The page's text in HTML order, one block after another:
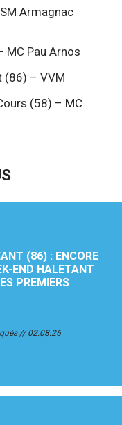
Armagnac
MC Pau Arnos
(86) – VVM
(58) – MC
(86) : ENCORE
END HALETANT
PREMIERS
02.08.26